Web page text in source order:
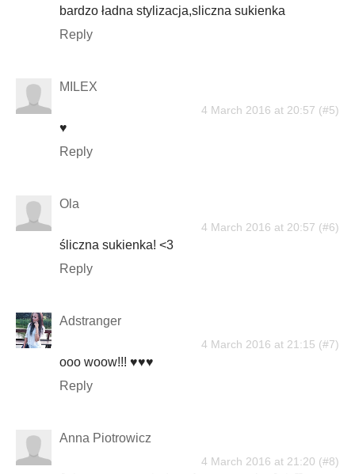
bardzo ładna stylizacja,sliczna sukienka
Reply
MILEX
4 March 2016 at 20:57
♥
Reply
Ola
4 March 2016 at 20:57
śliczna sukienka! <3
Reply
Adstranger
4 March 2016 at 21:15
ooo woow!!! ♥♥♥
Reply
Anna Piotrowicz
4 March 2016 at 21:20